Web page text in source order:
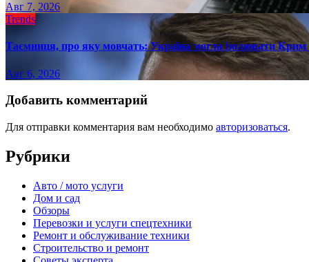
Авг 7, 2026
Trends
Таємниця, про яку мовчать: Україна могла ізолювати
Авг 6, 2026
Добавить комментарий
Для отправки комментария вам необходимо авторизоваться.
Рубрики
Авто / мото услуги
Дом и сад
Обзоры
Перевозки и услуги спецтехники
Ремонт и обслуживание техники
Строительство и ремонт